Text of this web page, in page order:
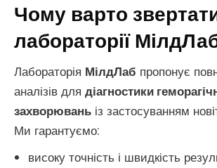
Чому варто
лабораторії
Лабораторія МілдЛаб пропонує
аналізів для діагностики
захворювань із застосуванням
Ми гарантуємо:
високу точність і швидкість